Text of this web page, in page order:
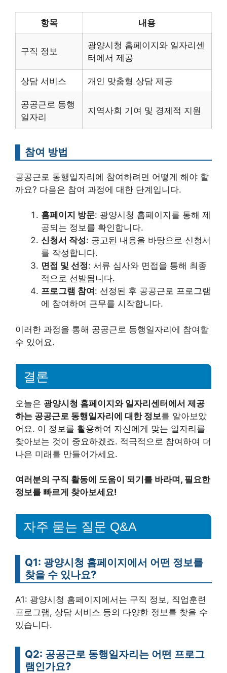
항목 내용
구직 정보
광양시청 홈페이지와 일자리센
터에서 제공
상담 서비스 개인 맞춤형 상담 제공
공공근로 동행
일자리
지역사회 기여 및 경제적 지원
참여 방법
공공근로 동행일자리에 참여하려면 어떻게 해야 할
까요? 다음은 참여 과정에 대한 단계입니다.
홈페이지 방문: 광양시청 홈페이지를 통해 제
공되는 정보를 확인합니다.
신청서 작성: 공고된 내용을 바탕으로 신청서
를 작성합니다.
면접 및 선정: 서류 심사와 면접을 통해 최종
적으로 선발됩니다.
프로그램 참여 : 선정된 후 공공근로 프로그램
에 참여하여 근무를 시작합니다.
이러한 과정을 통해 공공근로 동행일자리에 참여할
수 있어요.
결론
오늘은 광양시청 홈페이지와 일자리센터에서 제공
하는 공공근로 동행일자리에 대한 정보를 알아보았
어요. 이 정보를 활용하여 자신에게 맞는 일자리를
찾아보는 것이 중요하겠죠. 적극적으로 참여하여 더
나은 미래를 만들어가세요.
여러분의 구직 활동에 도움이 되기를 바라며, 필요한
정보를 빠르게 찾아보세요!
자주 묻는 질문 Q&A
Q1: 광양시청 홈페이지에서 어떤 정보를
찾을 수 있나요?
A1: 광양시청 홈페이지에서는 구직 정보, 직업훈련
프로그램, 상담 서비스 등의 다양한 정보를 찾을 수
있습니다.
Q2: 공공근로 동행일자리는 어떤 프로그
램인가요?